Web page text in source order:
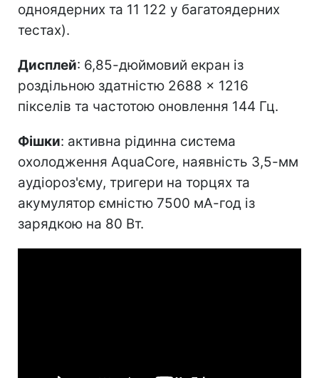
одноядерних та 11 122 у багатоядерних
тестах).
Дисплей: 6,85-дюймовий екран із
роздільною здатністю 2688 × 1216
пікселів та частотою оновлення 144 Гц.
Фішки: активна рідинна система
охолодження AquaCore, наявність 3,5-мм
аудіороз'єму, тригери на торцях та
акумулятор ємністю 7500 мА-год із
зарядкою на 80 Вт.